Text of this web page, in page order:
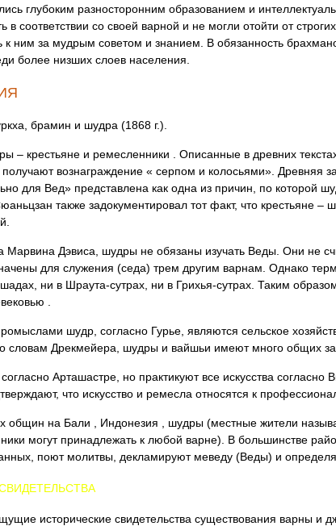
глубоким разносторонним образованием и
в соответствии со своей варной и не могли отойти от
к ним за мудрым советом и знанием. В обязанность
более низших слоев населения.
брамин и шудра (1868 г.).
– крестьяне и ремесленники . Описанные в древних
получают вознаграждение « серпом и колосьями». Древняя
для Вед» представлена ​​как одна из причин, по которой
также задокументировал тот факт, что крестьяне
Марвина Дэвиса, шудры не обязаны изучать Веды. Они не
для служения (седа) трем другим варнам. Однако
ни в Шраута-сутрах, ни в Грихья-сутрах. Таким
.
шудр, согласно Гурье, являются сельское
словам Дрекмейера, шудры и вайшьи имеют много общих
Арташастре, но практикуют все искусства
что искусство и ремесла относятся к
общин на Бали , Индонезия , шудры (местные жители
могут принадлежать к любой варне). В большинстве
поют молитвы, декламируют меведу (Веды) и
исторические свидетельства существования варны и